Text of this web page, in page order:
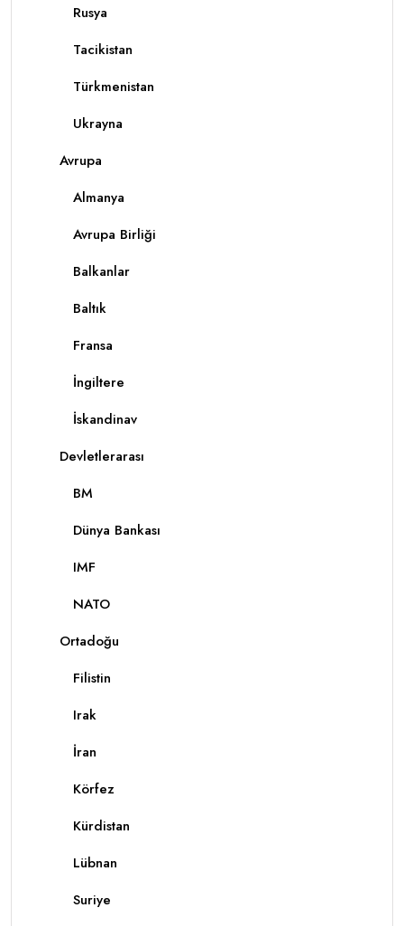
Rusya
Tacikistan
Türkmenistan
Ukrayna
Avrupa
Almanya
Avrupa Birliği
Balkanlar
Baltık
Fransa
İngiltere
İskandinav
Devletlerarası
BM
Dünya Bankası
IMF
NATO
Ortadoğu
Filistin
Irak
İran
Körfez
Kürdistan
Lübnan
Suriye